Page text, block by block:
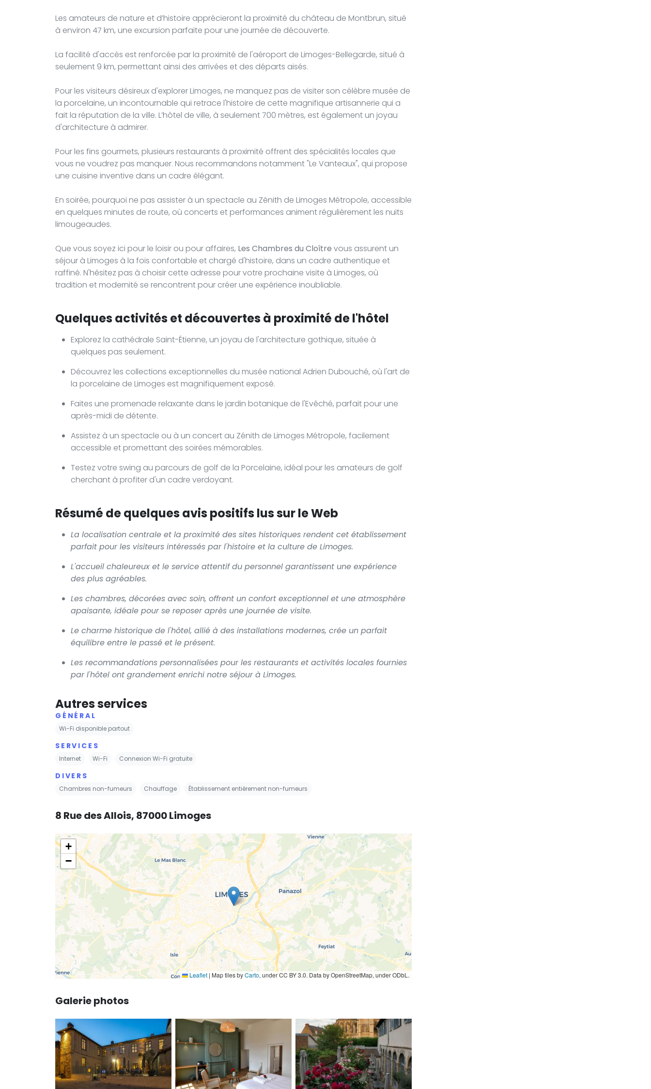
Les amateurs de nature et d’histoire apprécieront la proximité du château de Montbrun, situé
à environ 47 km, une excursion parfaite pour une journée de découverte.
La facilité d'accès est renforcée par la proximité de l'aéroport de Limoges-Bellegarde, situé à
seulement 9 km, permettant ainsi des arrivées et des départs aisés.
Pour les visiteurs désireux d'explorer Limoges, ne manquez pas de visiter son célèbre musée de
la porcelaine, un incontournable qui retrace l'histoire de cette magnifique artisannerie qui a
fait la réputation de la ville. L’hôtel de ville, à seulement 700 mètres, est également un joyau
d'architecture à admirer.
Pour les fins gourmets, plusieurs restaurants à proximité offrent des spécialités locales que
vous ne voudrez pas manquer. Nous recommandons notamment "Le Vanteaux", qui propose
une cuisine inventive dans un cadre élégant.
En soirée, pourquoi ne pas assister à un spectacle au Zénith de Limoges Métropole, accessible
en quelques minutes de route, où concerts et performances animent régulièrement les nuits
limougeaudes.
Que vous soyez ici pour le loisir ou pour affaires, Les Chambres du Cloître vous assurent un
séjour à Limoges à la fois confortable et chargé d'histoire, dans un cadre authentique et
raffiné. N'hésitez pas à choisir cette adresse pour votre prochaine visite à Limoges, où
tradition et modernité se rencontrent pour créer une expérience inoubliable.
Quelques activités et découvertes à proximité de l'hôtel
Explorez la cathédrale Saint-Étienne, un joyau de l'architecture gothique, située à
quelques pas seulement.
Découvrez les collections exceptionnelles du musée national Adrien Dubouché, où l'art de
la porcelaine de Limoges est magnifiquement exposé.
Faites une promenade relaxante dans le jardin botanique de l'Evêché, parfait pour une
après-midi de détente.
Assistez à un spectacle ou à un concert au Zénith de Limoges Métropole, facilement
accessible et promettant des soirées mémorables.
Testez votre swing au parcours de golf de la Porcelaine, idéal pour les amateurs de golf
cherchant à profiter d'un cadre verdoyant.
Résumé de quelques avis positifs lus sur le Web
La localisation centrale et la proximité des sites historiques rendent cet établissement
parfait pour les visiteurs intéressés par l'histoire et la culture de Limoges.
L'accueil chaleureux et le service attentif du personnel garantissent une expérience
des plus agréables.
Les chambres, décorées avec soin, offrent un confort exceptionnel et une atmosphère
apaisante, idéale pour se reposer après une journée de visite.
Le charme historique de l'hôtel, allié à des installations modernes, crée un parfait
équilibre entre le passé et le présent.
Les recommandations personnalisées pour les restaurants et activités locales fournies
par l'hôtel ont grandement enrichi notre séjour à Limoges.
Autres services
GÉNÉRAL
Wi-Fi disponible partout
SERVICES
Internet Wi-Fi Connexion Wi-Fi gratuite
DIVERS
Chambres non-fumeurs Chauffage Établissement entièrement non-fumeurs
8 Rue des Allois, 87000 Limoges
+
−
Leaflet | Map tiles byCarto, under CC BY 3.0. Data by OpenStreetMap, under ODbL.
Galerie photos